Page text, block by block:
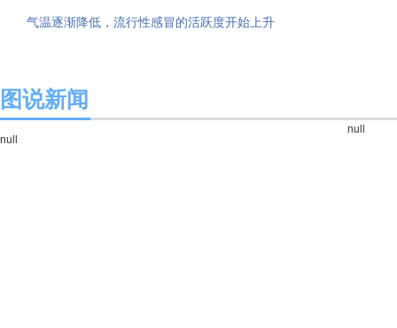
气温逐渐降低，流行性感冒的活跃度开始上升
图说新闻
null
null